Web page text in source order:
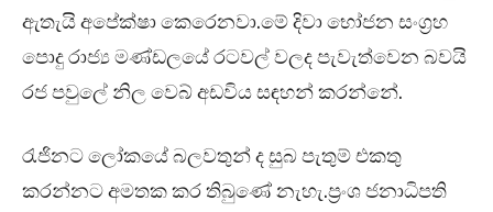
ඇතැයි අපේක්ෂා කෙරෙනවා.මේ දිවා භෝජන සංග්‍රහ
පොදු රාජ්‍ය මණ්ඩලයේ රටවල් වලද පැවැත්වෙන බවයි
රජ පවුලේ නිල වෙබ් අඩවිය සඳහන් කරන්නේ.
රැජිනට ලෝකයේ බලවතුන් ද සුබ පැතුම් එකතු
කරන්නට අමතක කර තිබුණේ නැහැ.ප්‍රංශ ජනාධිපති